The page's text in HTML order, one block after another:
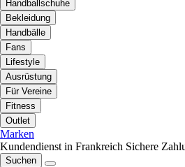
Handballschuhe
Bekleidung
Handbälle
Fans
Lifestyle
Ausrüstung
Für Vereine
Fitness
Outlet
Marken
Kundendienst in Frankreich Sichere
Suchen